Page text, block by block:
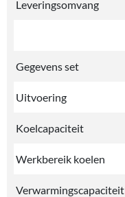
Leveringsomvang
Gegevens set
Uitvoering
Koelcapaciteit
Werkbereik koelen
Verwarmingscapaciteit